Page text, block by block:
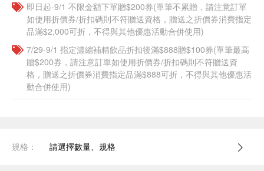
即日起-9/1 不限金額下單贈$200券(單筆不累贈，請注意訂單
如使用折價券/折扣碼則不符贈送資格，贈送之折價券消費指定
品滿$2,000可折，不得與其他優惠活動合併使用)
7/29-9/1 指定濃縮補精飲品​折扣後滿$888贈$100券(單筆最高
贈$200券，請注意訂單如使用折價券/折扣碼則不符贈送資
格，贈送之折價券消費指定品滿$888可折，不得與其他優惠活
動合併使用)
規格： 請選擇數量、規格